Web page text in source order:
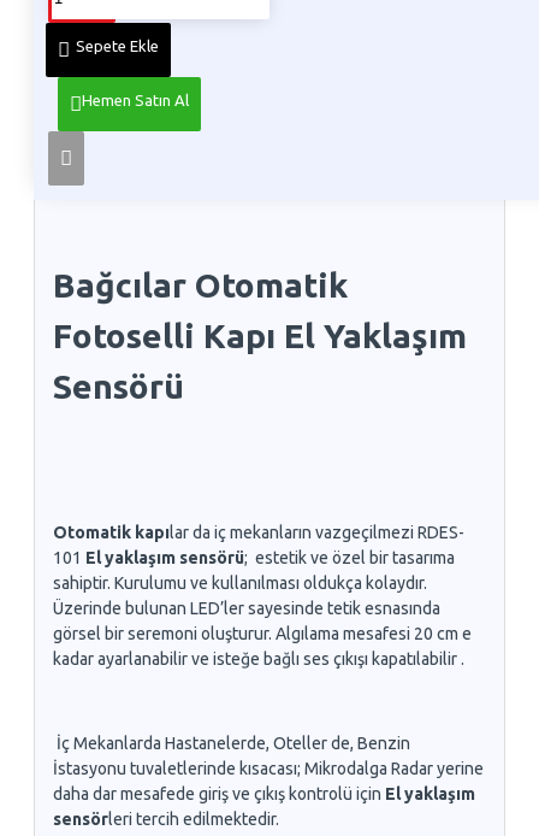
Sepete Ekle
Hemen Satın Al
Telefon İle Sipariş
Ürün Bilgisi
Bağcılar Otomatik
Fotoselli Kapı El Yaklaşım
Sensörü
Otomatik kapılar da iç mekanların vazgeçilmezi RDES-
101 El yaklaşım sensörü; estetik ve özel bir tasarıma
sahiptir. Kurulumu ve kullanılması oldukça kolaydır.
Üzerinde bulunan LED’ler sayesinde tetik esnasında
görsel bir seremoni oluşturur. Algılama mesafesi 20 cm e
kadar ayarlanabilir ve isteğe bağlı ses çıkışı kapatılabilir .
İç Mekanlarda Hastanelerde, Oteller de, Benzin
İstasyonu tuvaletlerinde kısacası; Mikrodalga Radar yerine
daha dar mesafede giriş ve çıkış kontrolü için El yaklaşım
sensörleri tercih edilmektedir.